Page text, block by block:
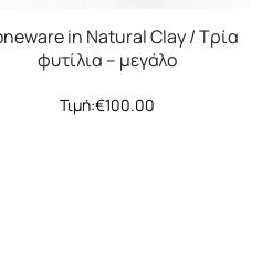
in Natural Clay / Τρία
φυτίλια – μεγάλο
Τιμή:€100.00